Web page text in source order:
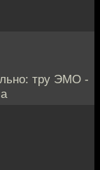
тру ЭМО -